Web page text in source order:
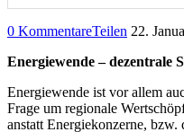
0 KommentareTeilen 22.
Energiewende – dezentrale
Energiewende ist vor allem
Frage um regionale
anstatt Energiekonzerne,